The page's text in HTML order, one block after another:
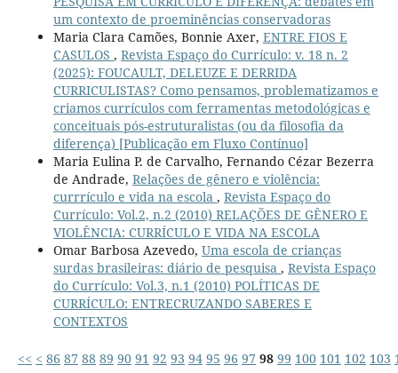
um contexto de proeminências conservadoras
Maria Clara Camões, Bonnie Axer, ENTRE FIOS E
CASULOS , Revista Espaço do Currículo: v. 18 n. 2
(2025): FOUCAULT, DELEUZE E DERRIDA
CURRICULISTAS? Como pensamos, problematizamos e
criamos currículos com ferramentas metodológicas e
conceituais pós-estruturalistas (ou da filosofia da
diferença) [Publicação em Fluxo Contínuo]
Maria Eulina P. de Carvalho, Fernando Cézar Bezerra
de Andrade, Relações de gênero e violência:
currrículo e vida na escola , Revista Espaço do
Currículo: Vol.2, n.2 (2010) RELAÇÕES DE GÊNERO E
VIOLÊNCIA: CURRÍCULO E VIDA NA ESCOLA
Omar Barbosa Azevedo, Uma escola de crianças
surdas brasileiras: diário de pesquisa , Revista Espaço
do Currículo: Vol.3, n.1 (2010) POLÍTICAS DE
CURRÍCULO: ENTRECRUZANDO SABERES E
CONTEXTOS
<< < 86 87 88 89 90 91 92 93 94 95 96 97 98 99 100 101 102 103